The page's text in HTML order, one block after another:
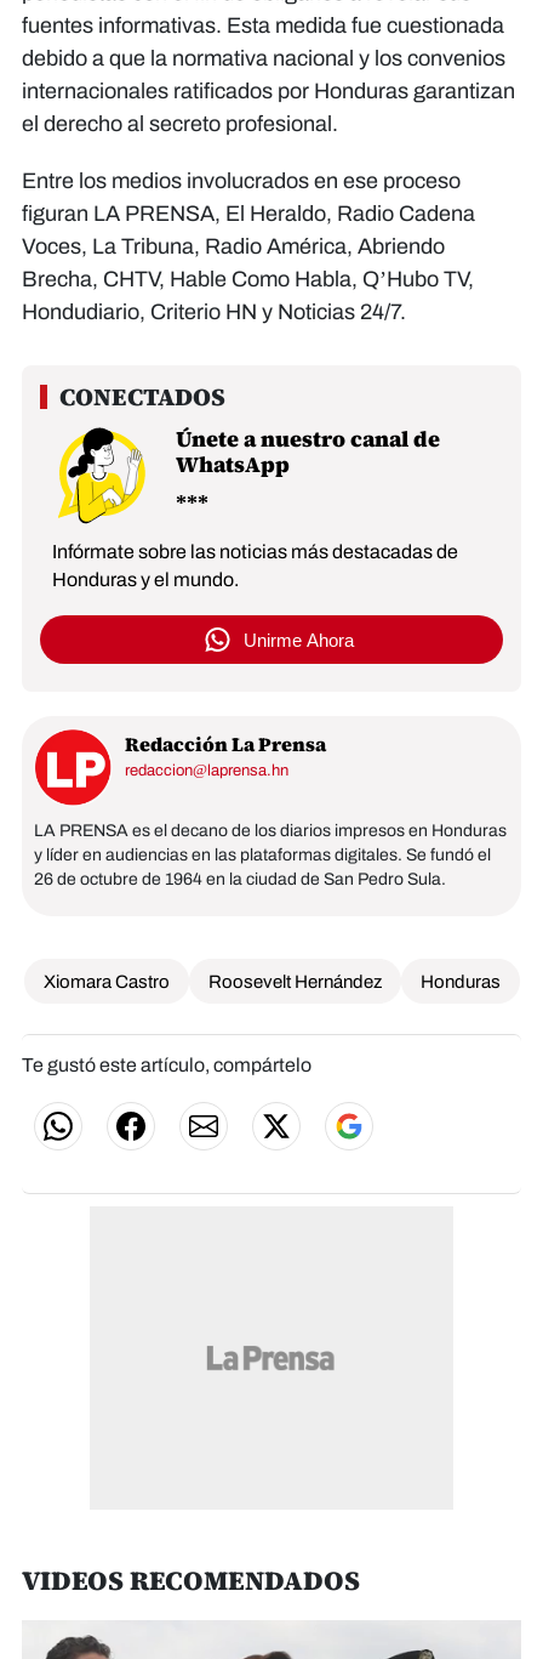
fuentes informativas. Esta medida fue cuestionada
debido a que la normativa nacional y los convenios
internacionales ratificados por Honduras garantizan
el derecho al secreto profesional.
Entre los medios involucrados en ese proceso
figuran LA PRENSA, El Heraldo, Radio Cadena
Voces, La Tribuna, Radio América, Abriendo
Brecha, CHTV, Hable Como Habla, Q’Hubo TV,
Hondudiario, Criterio HN y Noticias 24/7.
Únete a nuestro canal de
WhatsApp
Infórmate sobre las noticias más destacadas de
Honduras y el mundo.
Unirme Ahora
Redacción La Prensa
redaccion@laprensa.hn
LA PRENSA es el decano de los diarios impresos en Honduras
y líder en audiencias en las plataformas digitales. Se fundó el
26 de octubre de 1964 en la ciudad de San Pedro Sula.
Xiomara Castro Roosevelt Hernández Honduras
Te gustó este artículo, compártelo
VIDEOS RECOMENDADOS